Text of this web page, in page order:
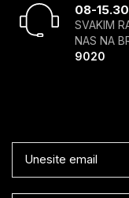
08-
SVAKIM
NAS NA
9020